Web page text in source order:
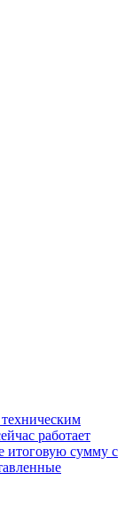
работает
итоговую сумму с